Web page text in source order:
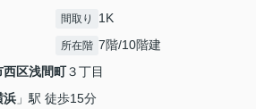
間取り 1K
所在階 7階/10階建
西区浅間町３丁目
浜 」駅 徒歩15分